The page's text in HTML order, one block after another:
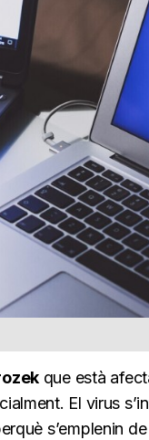
que està
El virus
s’emplenin